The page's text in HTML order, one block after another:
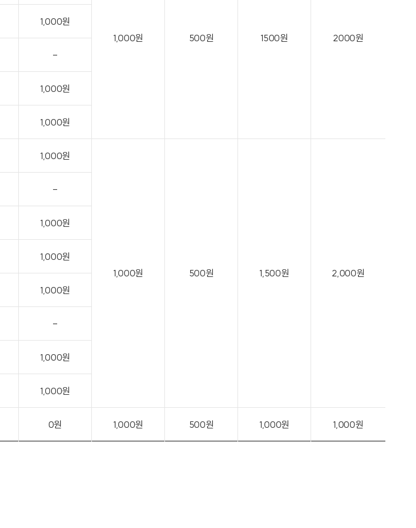
1,000원 500원 1500원 2000원
1,000원
-
1,000원
1,000원
1,000원
1,000원 500원 1,500원 2,000원
-
1,000원
1,000원
1,000원
-
1,000원
1,000원
0원 1,000원 500원 1,000원 1,000원